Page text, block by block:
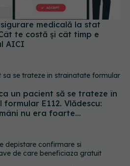
medicală la stat
te costă și cât timp e
AICI
E112. Vlădescu:
nu era foarte
bine decât deloc